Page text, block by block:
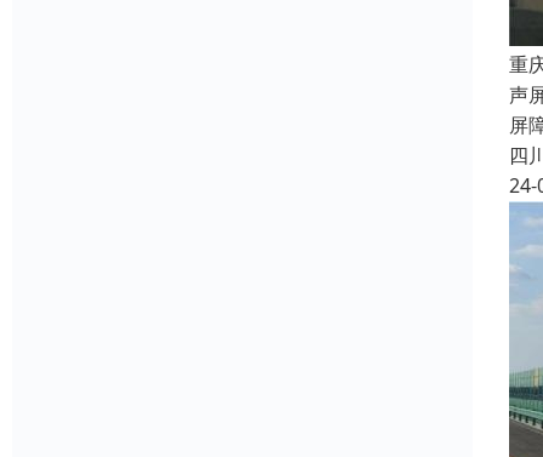
重
声
屏
四
24-